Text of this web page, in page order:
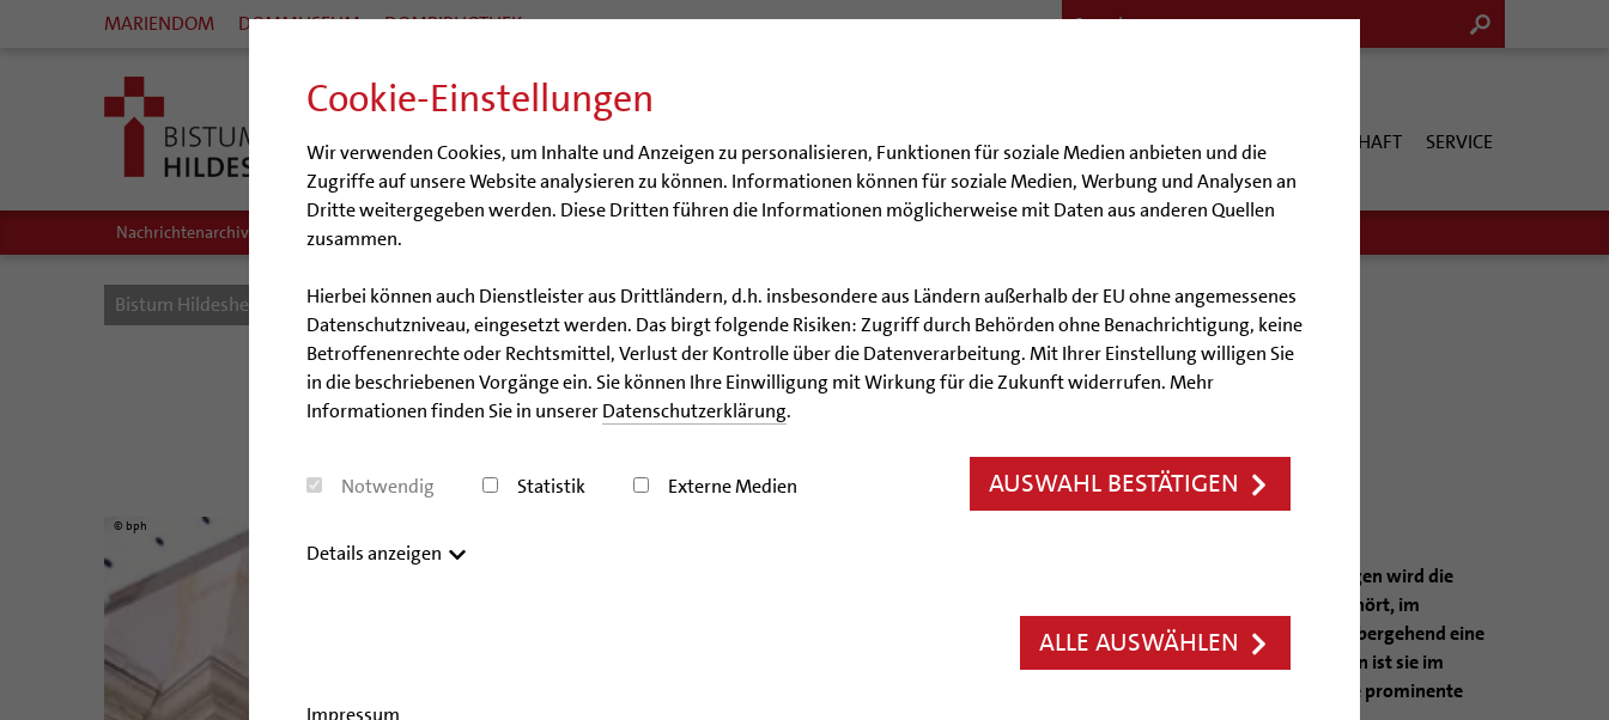
Cookie-Einstellungen
Wir verwenden Cookies, um Inhalte und Anzeigen zu personalisieren, Funktionen für soziale Medien anbieten und die
Zugriffe auf unsere Website analysieren zu können. Informationen können für soziale Medien, Werbung und Analysen an
Dritte weitergegeben werden. Diese Dritten führen die Informationen möglicherweise mit Daten aus anderen Quellen
zusammen.
Hierbei können auch Dienstleister aus Drittländern, d.h. insbesondere aus Ländern außerhalb der EU ohne angemessenes
Datenschutzniveau, eingesetzt werden. Das birgt folgende Risiken: Zugriff durch Behörden ohne Benachrichtigung, keine
Betroffenenrechte oder Rechtsmittel, Verlust der Kontrolle über die Datenverarbeitung. Mit Ihrer Einstellung willigen Sie
in die beschriebenen Vorgänge ein. Sie können Ihre Einwilligung mit Wirkung für die Zukunft widerrufen. Mehr
Informationen finden Sie in unsererDatenschutzerklärung.
Notwendig Statistik Externe Medien AUSWAHL BESTÄTIGEN
Details anzeigen
ALLE AUSWÄHLEN
Impressum
MARIENDOM DOMMUSEUM DOMBIBLIOTHEK
BISTUM BERATUNG & HILFE BILDUNG & KULTUR KIRCHE & GESELLSCHAFT SERVICE
Nachrichtenarchiv Audio/Podcasts
Bistum Hildesheim Bistum Nachrichten Artikel
Zwei Flügel auf Reisen
Die Bernwardtür steht ab 7. Mai im Roemer- und Pelizaeus-Museum Hildesheim
© bph
Hildesheim (bph) Die Domsanierung macht es nötig: In diesen Tagen wird die
berühmte Bernwardtür, die zum Hildesheimer Weltkulturerbe gehört, im
Westwerk der Bischofskirche aus ihren Angeln gehoben, um vorübergehend eine
andere Bleibe zu finden. Bis zum Abschluss der Sanierungsarbeiten ist sie im
Hildesheimer Roemer- und Pelizaeus-Museum zu sehen, das seine prominente